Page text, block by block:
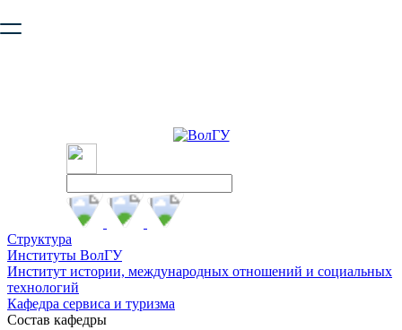
безопасную работу с сайтом. Пожалуйста
Структура
Институты ВолГУ
Институт истории, международных отношений и социальных
технологий
Кафедра сервиса и туризма
Состав кафедры